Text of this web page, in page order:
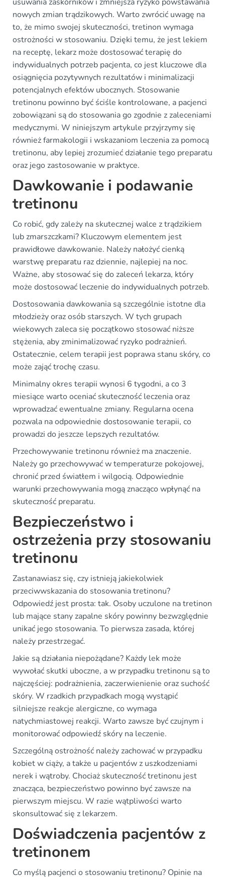
nowych zmian trądzikowych. Warto zwrócić uwagę na
to, że mimo swojej skuteczności, tretinon wymaga
ostrożności w stosowaniu. Dzięki temu, że jest lekiem
na receptę, lekarz może dostosować terapię do
indywidualnych potrzeb pacjenta, co jest kluczowe dla
osiągnięcia pozytywnych rezultatów i minimalizacji
potencjalnych efektów ubocznych. Stosowanie
tretinonu powinno być ściśle kontrolowane, a pacjenci
zobowiązani są do stosowania go zgodnie z zaleceniami
medycznymi. W niniejszym artykule przyjrzymy się
również farmakologii i wskazaniom leczenia za pomocą
tretinonu, aby lepiej zrozumieć działanie tego preparatu
oraz jego zastosowanie w praktyce.
Dawkowanie i podawanie
tretinonu
Co robić, gdy zależy na skutecznej walce z trądzikiem
lub zmarszczkami? Kluczowym elementem jest
prawidłowe dawkowanie. Należy nałożyć cienką
warstwę preparatu raz dziennie, najlepiej na noc.
Ważne, aby stosować się do zaleceń lekarza, który
może dostosować leczenie do indywidualnych potrzeb.
Dostosowania dawkowania są szczególnie istotne dla
młodzieży oraz osób starszych. W tych grupach
wiekowych zaleca się początkowo stosować niższe
stężenia, aby zminimalizować ryzyko podrażnień.
Ostatecznie, celem terapii jest poprawa stanu skóry, co
może zająć trochę czasu.
Minimalny okres terapii wynosi 6 tygodni, a co 3
miesiące warto oceniać skuteczność leczenia oraz
wprowadzać ewentualne zmiany. Regularna ocena
pozwala na odpowiednie dostosowanie terapii, co
prowadzi do jeszcze lepszych rezultatów.
Przechowywanie tretinonu również ma znaczenie.
Należy go przechowywać w temperaturze pokojowej,
chronić przed światłem i wilgocią. Odpowiednie
warunki przechowywania mogą znacząco wpłynąć na
skuteczność preparatu.
Bezpieczeństwo i
ostrzeżenia przy stosowaniu
tretinonu
Zastanawiasz się, czy istnieją jakiekolwiek
przeciwwskazania do stosowania tretinonu?
Odpowiedź jest prosta: tak. Osoby uczulone na tretinon
lub mające stany zapalne skóry powinny bezwzględnie
unikać jego stosowania. To pierwsza zasada, której
należy przestrzegać.
Jakie są działania niepożądane? Każdy lek może
wywołać skutki uboczne, a w przypadku tretinonu są to
najczęściej: podrażnienia, zaczerwienienie oraz suchość
skóry. W rzadkich przypadkach mogą wystąpić
silniejsze reakcje alergiczne, co wymaga
natychmiastowej reakcji. Warto zawsze być czujnym i
monitorować odpowiedź skóry na leczenie.
Szczególną ostrożność należy zachować w przypadku
kobiet w ciąży, a także u pacjentów z uszkodzeniami
nerek i wątroby. Chociaż skuteczność tretinonu jest
znacząca, bezpieczeństwo powinno być zawsze na
pierwszym miejscu. W razie wątpliwości warto
skonsultować się z lekarzem.
Doświadczenia pacjentów z
tretinonem
Co myślą pacjenci o stosowaniu tretinonu? Opinie na